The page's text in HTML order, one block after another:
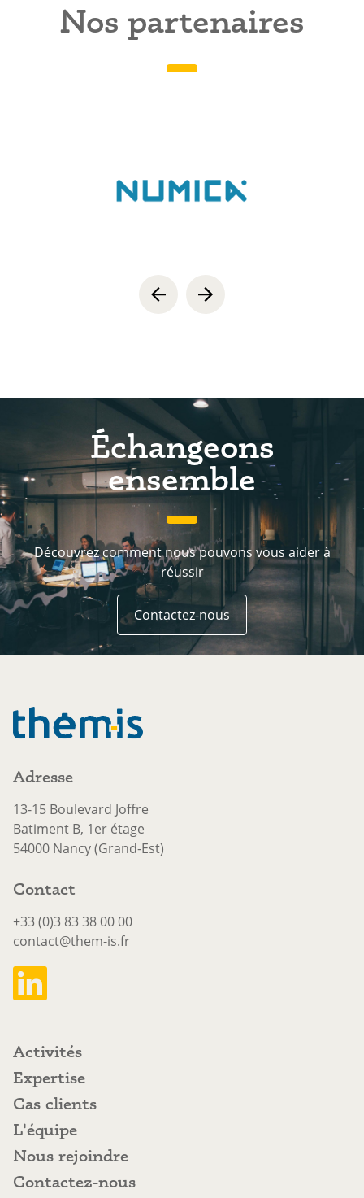
Titre
Nos partenaires
Échangeons
ensemble
Découvrez comment nous pouvons vous aider à
réussir
Contactez-nous
Contactez-nous
Adresse
13-15 Boulevard Joffre
Batiment B, 1er étage
54000 Nancy (Grand-Est)
Contact
+33 (0)3 83 38 00 00
contact@them-is.fr
Activités
Activités
Expertise
Expertise
Cas clients
Cas clients
L'équipe
L'équipe
Nous rejoindre
Nous rejoindre
Contactez-nous